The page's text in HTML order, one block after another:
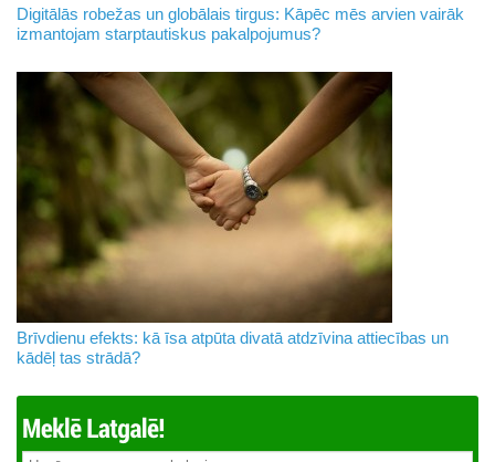
Digitālās robežas un globālais tirgus: Kāpēc mēs arvien vairāk
izmantojam starptautiskus pakalpojumus?
Brīvdienu efekts: kā īsa atpūta divatā atdzīvina attiecības un
kādēļ tas strādā?